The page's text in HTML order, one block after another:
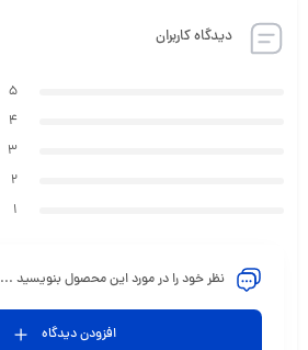
دیدگاه کاربران
5
4
3
2
1
نظر خود را در مورد این محصول بنویسید ...
افزودن دیدگاه